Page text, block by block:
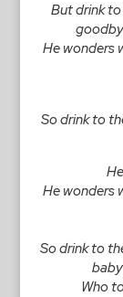
But drink
He wonders
So drink to
He wonders
So drink to
Who